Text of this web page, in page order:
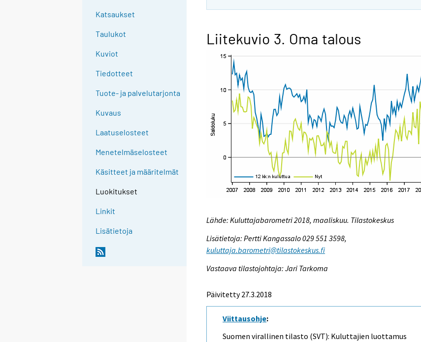
Katsaukset
Taulukot
Kuviot
Tiedotteet
Tuote- ja palvelutarjonta
Kuvaus
Laatuselosteet
Menetelmäselosteet
Käsitteet ja määritelmät
Luokitukset
Linkit
Lisätietoja
Liitekuvio 3. Oma talous
Lähde: Kuluttajabarometri 2018, maaliskuu. Tilastokeskus
Lisätietoja: Pertti Kangassalo 029 551 3598,
kuluttaja.barometri@tilastokeskus.fi
Vastaava tilastojohtaja: Jari Tarkoma
Päivitetty 27.3.2018
Viittausohje:
Suomen virallinen tilasto (SVT): Kuluttajien luottamus